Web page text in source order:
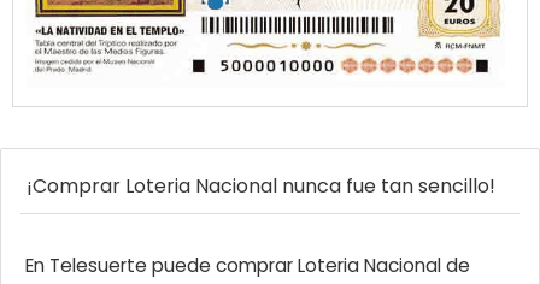
¡Comprar Loteria Nacional nunca fue tan sencillo!
En Telesuerte puede comprar Loteria Nacional de